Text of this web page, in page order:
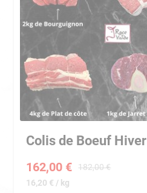
Colis de Boeuf Hiver
182,00 €
162,00 €
16,20 € / kg